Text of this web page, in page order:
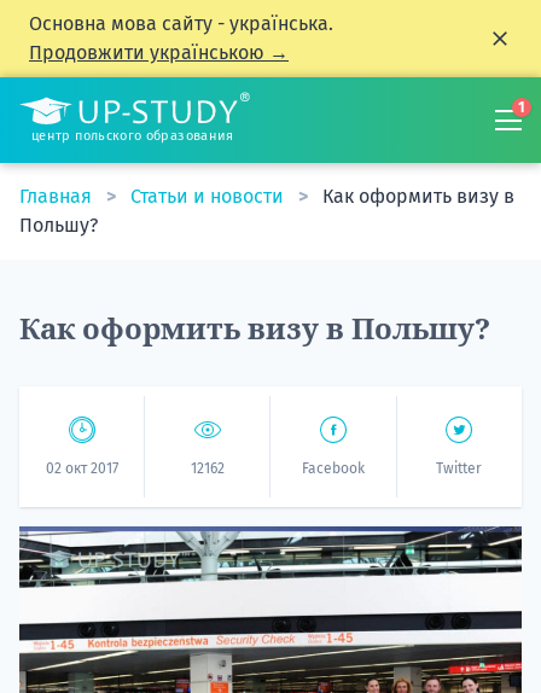
Основна мова сайту - українська.
Продовжити українською →
центр польского образования
1
Главная Статьи и новости
Как оформить визу в
Польшу?
Как оформить визу в Польшу?
02 окт 2017 12162 Facebook Twitter